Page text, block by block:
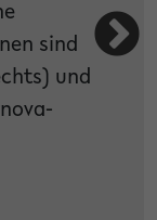
sind
und